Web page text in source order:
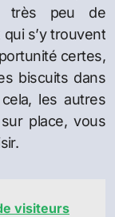
très peu de
s’y trouvent
certes,
biscuits dans
les autres
place, vous
visiteurs